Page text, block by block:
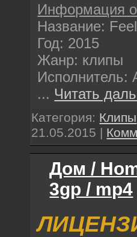
Информация
Название:
Год: 2015
Жанр: клипы
Исполнитель:
... Читать
Категория: Клипы
21.05.2015 |
Дом /
3gp / mp4